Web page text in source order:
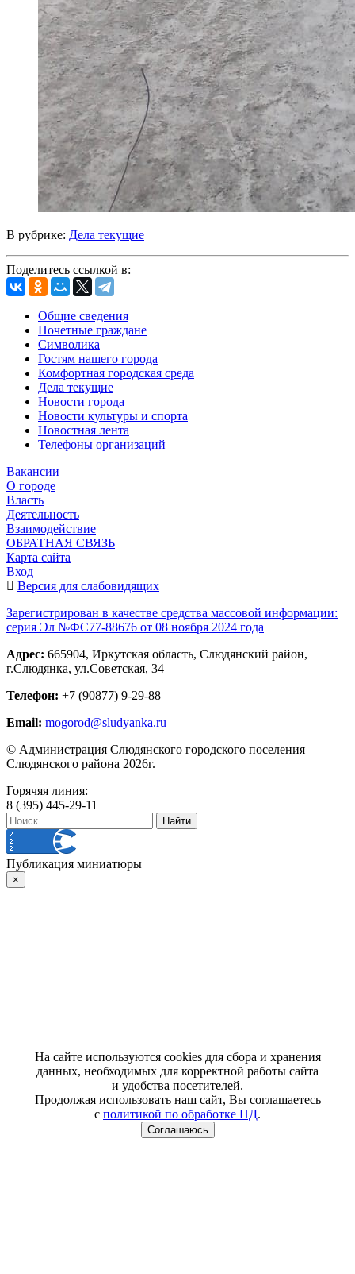
В рубрике: Дела текущие
Поделитесь ссылкой в:
Общие сведения
Почетные граждане
Символика
Гостям нашего города
Комфортная городская среда
Дела текущие
Новости города
Новости культуры и спорта
Новостная лента
Телефоны организаций
Вакансии
О городе
Власть
Деятельность
Взаимодействие
ОБРАТНАЯ СВЯЗЬ
Карта сайта
Вход
Версия для слабовидящих
Зарегистрирован в качестве средства массовой информации:
серия Эл №ФС77-88676 от 08 ноября 2024 года
Адрес: 665904, Иркутская область, Слюдянский район,
г.Слюдянка, ул.Советская, 34
Телефон: +7 (90877) 9-29-88
Email: mogorod@sludyanka.ru
© Администрация Слюдянского городского поселения
Слюдянского района 2026г.
Горячяя линия:
8 (395) 445-29-11
Публикация миниатюры
×
На сайте используются cookies для сбора и хранения
данных, необходимых для корректной работы сайта
и удобства посетителей.
Продолжая использовать наш сайт, Вы соглашаетесь
с политикой по обработке ПД.
Соглашаюсь